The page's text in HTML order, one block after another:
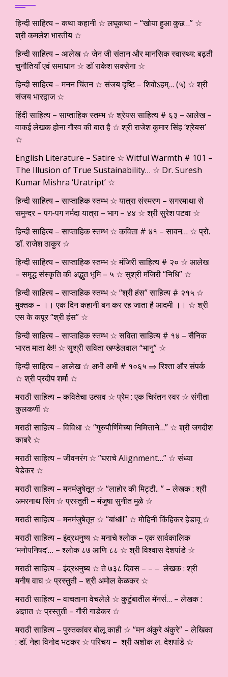
हिन्दी साहित्य – कथा कहानी ☆ लघुकथा – “खोया हुआ कुछ…” ☆
श्री कमलेश भारतीय ☆
हिन्दी साहित्य – आलेख ☆ जेन जी संतान और मानसिक स्वास्थ्य: बढ़ती
चुनौतियाँ एवं समाधान ☆ डाॅ राकेश सक्सेना ☆
हिन्दी साहित्य – मनन चिंतन ☆ संजय दृष्टि – शिवोऽहम्… (५) ☆ श्री
संजय भारद्वाज ☆
हिंदी साहित्य – साप्ताहिक स्तम्भ ☆ श्रेयस साहित्य # ६३ – आलेख –
वाकई लेखक होना गौरव की बात है ☆ श्री राजेश कुमार सिंह ‘श्रेयस’
☆
English Literature – Satire ☆ Witful Warmth # 101 –
The Illusion of True Sustainability… ☆ Dr. Suresh
Kumar Mishra ‘Uratript’ ☆
हिन्दी साहित्य – साप्ताहिक स्तम्भ ☆ यात्रा संस्मरण – सगरमाथा से
समुन्दर – पग-पग नर्मदा यात्रा – भाग – ४४ ☆ श्री सुरेश पटवा ☆
हिन्दी साहित्य – साप्ताहिक स्तम्भ ☆ कविता # ४१ – सावन… ☆ प्रो.
डॉ. राजेश ठाकुर ☆
हिन्दी साहित्य – साप्ताहिक स्तम्भ ☆ मंजिरी साहित्य # २० ☆ आलेख
– समृद्ध संस्कृति की अद्भुत भूमि – ५ ☆ सुश्री मंजिरी “निधि” ☆
हिन्दी साहित्य – साप्ताहिक स्तम्भ ☆ “श्री हंस” साहित्य # २१५ ☆
मुक्तक – ।। एक दिन कहानी बन कर रह जाता है आदमी ।। ☆ श्री
एस के कपूर “श्री हंस” ☆
हिन्दी साहित्य – साप्ताहिक स्तम्भ ☆ सविता साहित्य # १४ – सैनिक
भारत माता के!! ☆ सुश्री सविता खण्डेलवाल “भानु” ☆
हिन्दी साहित्य – आलेख ☆ अभी अभी # १०६५ ⇒ रिश्ता और संपर्क
☆ श्री प्रदीप शर्मा ☆
मराठी साहित्य – कवितेचा उत्सव ☆ प्रेम : एक चिरंतन स्वर ☆ संगीता
कुलकर्णी ☆
मराठी साहित्य – विविधा ☆ “गुरुपौर्णिमेच्या निमित्ताने…” ☆ श्री जगदीश
काबरे ☆
मराठी साहित्य – जीवनरंग ☆ ”घराचे Alignment…” ☆ संध्या
बेडेकर ☆
मराठी साहित्य – मनमंजुषेतून ☆ “लाहोर की मिट्टी.. ” – लेखक : श्री
अमरनाथ सिंग ☆ प्रस्तुती – मंजुषा सुनीत मुळे ☆
मराठी साहित्य – मनमंजुषेतून ☆ “बांध!!!” ☆ मोहिनी किंहिकर हेडावू ☆
मराठी साहित्य – इंद्रधनुष्य ☆ मनाचे श्लोक – एक सार्वकालिक
‘मनोपनिषद’… – श्लोक ८७ आणि ८८ ☆ श्री विश्वास देशपांडे ☆
मराठी साहित्य – इंद्रधनुष्य ☆ ते ७३८ दिवस – – – लेखक : श्री
मनीष वाघ ☆ प्रस्तुती – श्री अमोल केळकर ☆
मराठी साहित्य – वाचताना वेचलेले ☆ कुटुंबातील मॅनर्स… – लेखक :
अज्ञात ☆ प्रस्तुती – गौरी गाडेकर ☆
मराठी साहित्य – पुस्तकांवर बोलू काही ☆ “मन अंकुरे अंकुरे” – लेखिका
: डॉ. नेहा विनोद भटकर ☆ परिचय – श्री अशोक ल. देशपांडे ☆